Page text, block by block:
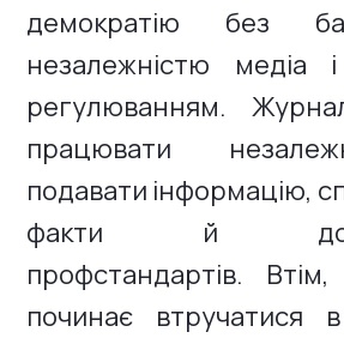
демократію без
незалежністю медіа
регулюванням.
працювати
подавати інформацію,
факти й
профстандартів.
починає втручатися